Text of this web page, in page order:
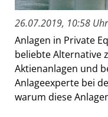
26.07.2019, 10:58 Uhr
Anlagen in Private
beliebte Alternative
Aktienanlagen und
Anlageexperte bei
warum diese